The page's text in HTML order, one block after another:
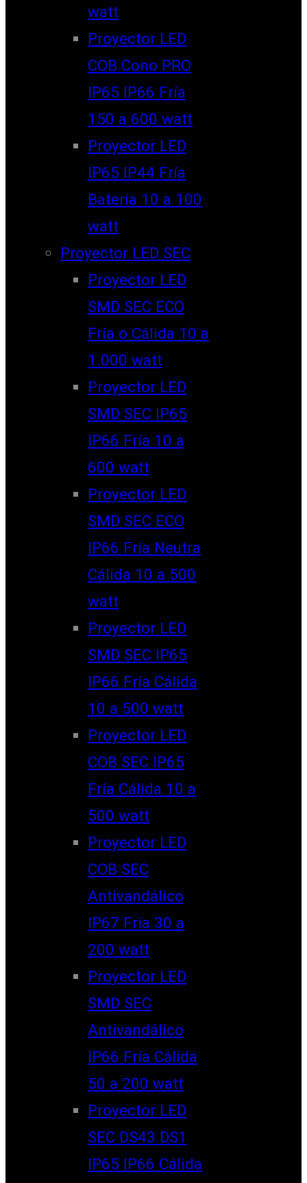
watt
Proyector LED
COB Cono PRO
IP65 IP66 Fría
150 a 600 watt
Proyector LED
IP65 IP44 Fría
Batería 10 a 100
watt
Proyector LED SEC
Proyector LED
SMD SEC ECO
Fría o Cálida 10 a
1.000 watt
Proyector LED
SMD SEC IP65
IP66 Fría 10 a
600 watt
Proyector LED
SMD SEC ECO
IP66 Fría Neutra
Cálida 10 a 500
watt
Proyector LED
SMD SEC IP65
IP66 Fría Cálida
10 a 500 watt
Proyector LED
COB SEC IP65
Fría Cálida 10 a
500 watt
Proyector LED
COB SEC
Antivandálico
IP67 Fría 30 a
200 watt
Proyector LED
SMD SEC
Antivandálico
IP66 Fría Cálida
50 a 200 watt
Proyector LED
SEC DS43 DS1
IP65 IP66 Cálida